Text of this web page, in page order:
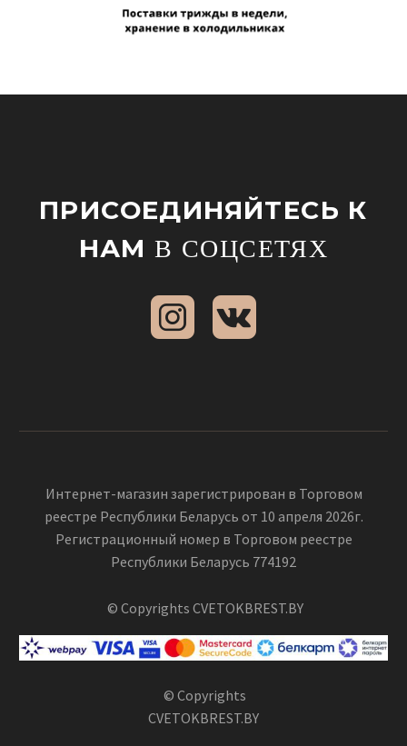
ПРИСОЕДИНЯЙТЕСЬ К
НАМ В СОЦСЕТЯХ
Интернет-магазин зарегистрирован в Торговом
реестре Республики Беларусь от 10 апреля 2026г.
Регистрационный номер в Торговом реестре
Республики Беларусь 774192
© Copyrights CVETOKBREST.BY
© Copyrights
CVETOKBREST.BY